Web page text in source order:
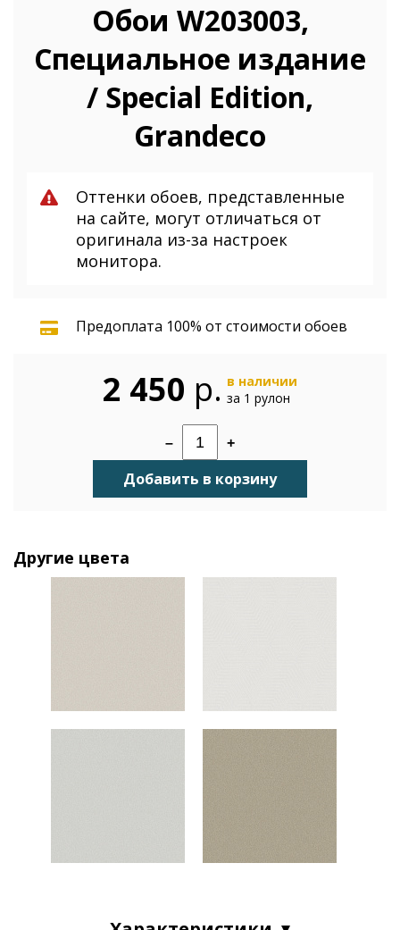
Обои W203003,
Специальное издание
/ Special Edition,
Grandeco
Оттенки обоев, представленные
на сайте, могут отличаться от
оригинала из-за настроек
монитора.
Предоплата 100% от стоимости обоев
2 450 р. в наличии
за 1 рулон
– +
Добавить в корзину
Другие цвета